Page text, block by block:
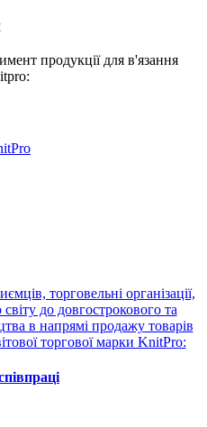
продукції для в'язання
торговельні організації,
до довгострокового та
в напрямі продажу товарів
торгової марки KnitPro: